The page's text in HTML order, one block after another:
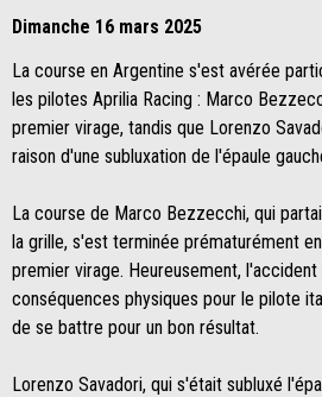
Dimanche 16 mars 2025
La course en Argentine s'est avérée
les pilotes Aprilia Racing : Marco
premier virage, tandis que Lorenzo
raison d'une subluxation de l'épaule
La course de Marco Bezzecchi, qui
la grille, s'est terminée prématurément
premier virage. Heureusement, l'accident
conséquences physiques pour le pilote
de se battre pour un bon résultat.
Lorenzo Savadori, qui s'était subluxé